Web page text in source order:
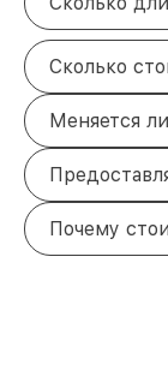
Сколько
Меняется
Почему